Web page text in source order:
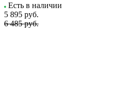
Есть в наличии
5 895 руб.
6 485 руб.